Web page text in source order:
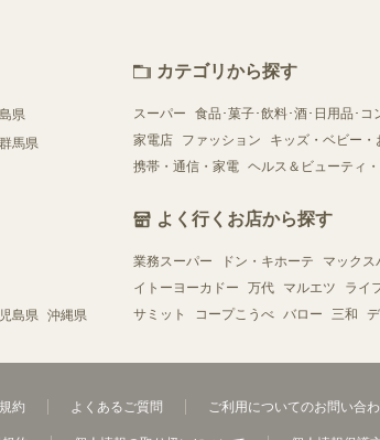
県
群馬県
島県 沖縄県
カテゴリから探す
スーパー 食品･菓子･飲料･酒･日用品･コ
家電店
ファッション キッズ・ベビー・
携帯・通信・家電 ヘルス＆ビューティ
よく行くお店から探す
業務スーパー ドン・キホーテ マックス
イトーヨーカドー
万代 マルエツ ライ
サミット
コープこうべ バロー 三和
約 よくあるご質問 ご利用についてのお問い合